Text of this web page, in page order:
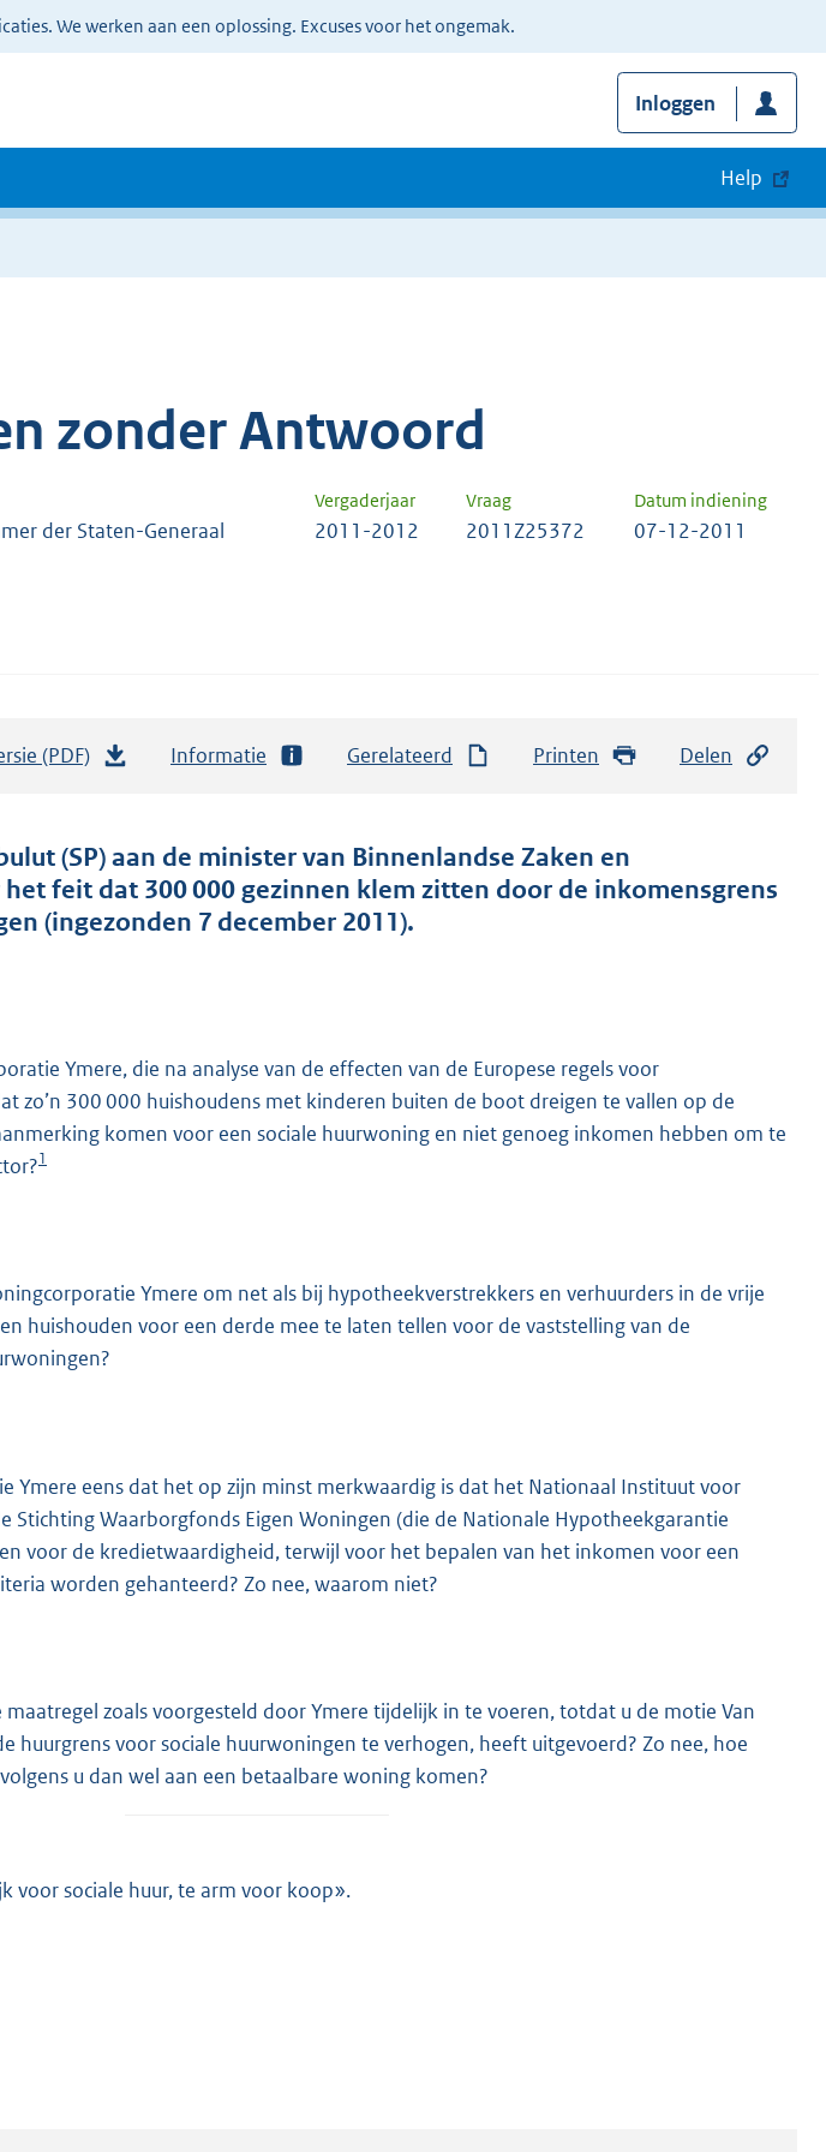
We werken aan een oplossing. Excuses voor het ongemak.
Inloggen
Help
zonder Antwoord
Vergaderjaar Vraag Datum indiening
der Staten-Generaal 2011-2012 2011Z25372 07-12-2011
(PDF)
t
a
n
o
o
t
9
K
b
Informatie Gerelateerd Printen Delen
(SP) aan de minister van Binnenlandse Zaken en
feit dat 300 000 gezinnen klem zitten door de inkomensgrens
(ingezonden 7 december 2011).
Ymere, die na analyse van de effecten van de Europese regels voor
zo’n 300 000 huishoudens met kinderen buiten de boot dreigen te vallen op de
komen voor een sociale huurwoning en niet genoeg inkomen hebben om te
1
Ymere om net als bij hypotheekverstrekkers en verhuurders in de vrije
huishouden voor een derde mee te laten tellen voor de vaststelling van de
Ymere eens dat het op zijn minst merkwaardig is dat het Nationaal Instituut voor
Stichting Waarborgfonds Eigen Woningen (die de Nationale Hypotheekgarantie
voor de kredietwaardigheid, terwijl voor het bepalen van het inkomen voor een
worden gehanteerd? Zo nee, waarom niet?
zoals voorgesteld door Ymere tijdelijk in te voeren, totdat u de motie Van
huurgrens voor sociale huurwoningen te verhogen, heeft uitgevoerd? Zo nee, hoe
u dan wel aan een betaalbare woning komen?
voor sociale huur, te arm voor koop».